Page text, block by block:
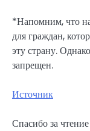
*Напомним, что
для граждан,
эту страну.
запрещен.
Источник
Спасибо за